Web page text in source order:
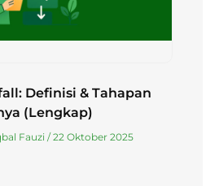
Definisi & Tahapan
(Lengkap)
Fauzi /22 Oktober 2025